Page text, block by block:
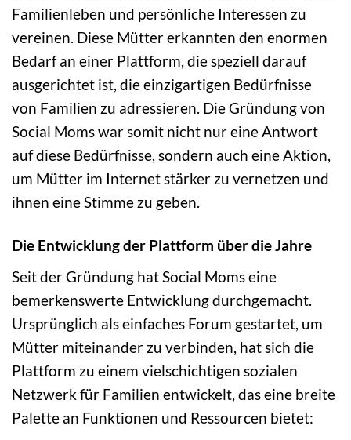
Familienleben und persönliche Interessen zu
vereinen. Diese Mütter erkannten den enormen
Bedarf an einer Plattform, die speziell darauf
ausgerichtet ist, die einzigartigen Bedürfnisse
von Familien zu adressieren. Die Gründung von
Social Moms war somit nicht nur eine Antwort
auf diese Bedürfnisse, sondern auch eine Aktion,
um Mütter im Internet stärker zu vernetzen und
ihnen eine Stimme zu geben.
Die Entwicklung der Plattform über die Jahre
Seit der Gründung hat Social Moms eine
bemerkenswerte Entwicklung durchgemacht.
Ursprünglich als einfaches Forum gestartet, um
Mütter miteinander zu verbinden, hat sich die
Plattform zu einem vielschichtigen sozialen
Netzwerk für Familien entwickelt, das eine breite
Palette an Funktionen und Ressourcen bietet: